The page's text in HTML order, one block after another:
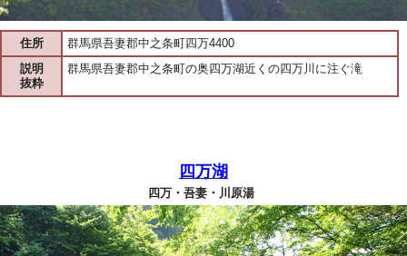
住所
群馬県吾妻郡中之条町四万4400
説明
抜粋
群馬県吾妻郡中之条町の奥四万湖近くの四万川に注ぐ滝
四万湖
四万・吾妻・川原湯